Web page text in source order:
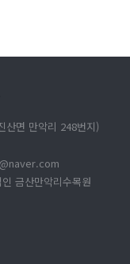
산면 만악리 248번지)
금산만악리수목원